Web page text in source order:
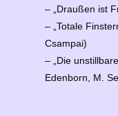
– „Draußen ist
– „Totale
Csampai)
– „Die
Edenborn, M.